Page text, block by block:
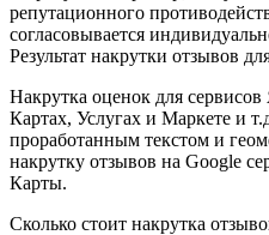
репутационного
согласовывается
Результат накрутки отзывов
Накрутка оценок для
Картах, Услугах и Маркете и
проработанным текстом и
накрутку отзывов на Google
Карты.
Сколько стоит накрутка